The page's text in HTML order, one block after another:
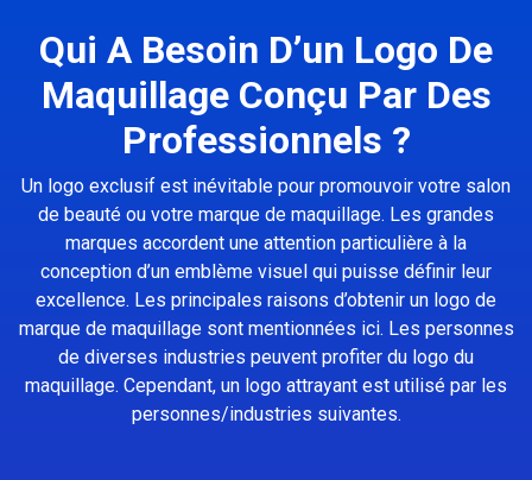
Qui A Besoin D’un Logo De
Maquillage Conçu Par Des
Professionnels ?
Un logo exclusif est inévitable pour promouvoir votre salon
de beauté ou votre marque de maquillage. Les grandes
marques accordent une attention particulière à la
conception d’un emblème visuel qui puisse définir leur
excellence. Les principales raisons d’obtenir un logo de
marque de maquillage sont mentionnées ici. Les personnes
de diverses industries peuvent profiter du logo du
maquillage. Cependant, un logo attrayant est utilisé par les
personnes/industries suivantes.